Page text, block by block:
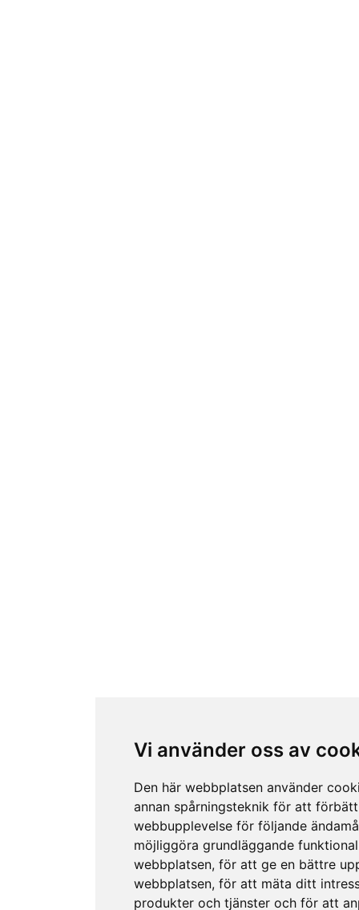
Vi använder oss av
Den här webbplatsen använder
annan spårningsteknik för att
webbupplevelse för följande
möjliggöra grundläggande
webbplatsen, för att ge en bättre
webbplatsen, för att mäta ditt
produkter och tjänster och för att